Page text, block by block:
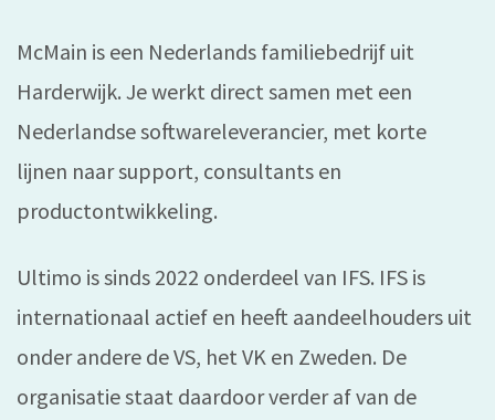
McMain is een Nederlands familiebedrijf uit
Harderwijk. Je werkt direct samen met een
Nederlandse softwareleverancier, met korte
lijnen naar support, consultants en
productontwikkeling.
Ultimo is sinds 2022 onderdeel van IFS. IFS is
internationaal actief en heeft aandeelhouders uit
onder andere de VS, het VK en Zweden. De
organisatie staat daardoor verder af van de